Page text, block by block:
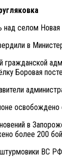
селом
в
Боровая
в
более 200
ВС